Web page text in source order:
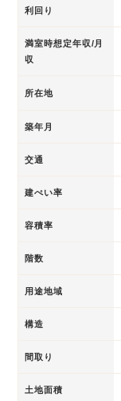
利回り
満室時想定年収/月
収
所在地
築年月
交通
建ぺい率
容積率
階数
用途地域
構造
間取り
土地面積